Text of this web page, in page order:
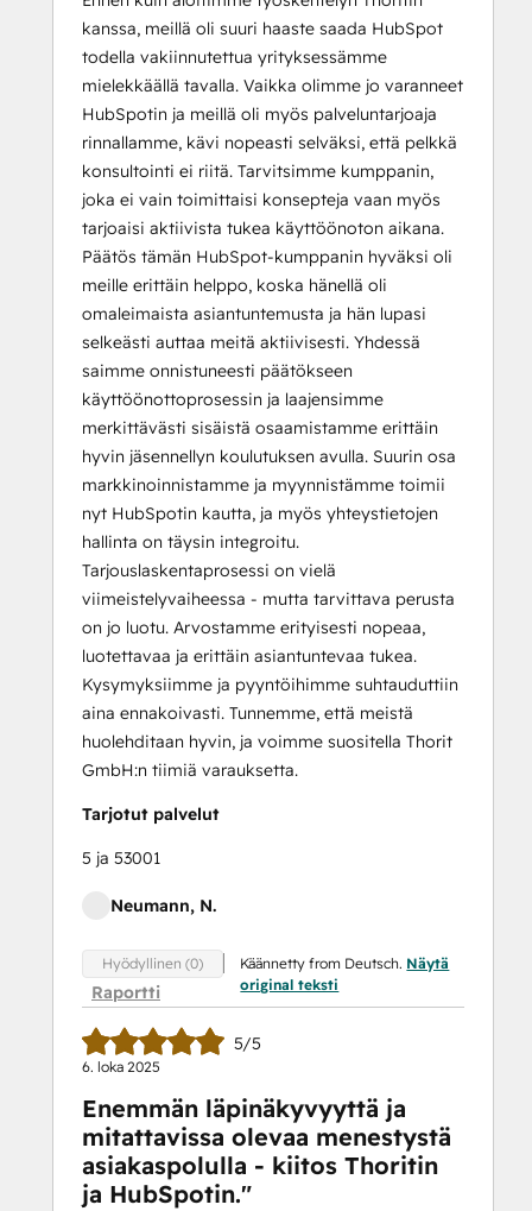
kanssa, meillä oli suuri haaste saada HubSpot
todella vakiinnutettua yrityksessämme
mielekkäällä tavalla. Vaikka olimme jo varanneet
HubSpotin ja meillä oli myös palveluntarjoaja
rinnallamme, kävi nopeasti selväksi, että pelkkä
konsultointi ei riitä. Tarvitsimme kumppanin,
joka ei vain toimittaisi konsepteja vaan myös
tarjoaisi aktiivista tukea käyttöönoton aikana.
Päätös tämän HubSpot-kumppanin hyväksi oli
meille erittäin helppo, koska hänellä oli
omaleimaista asiantuntemusta ja hän lupasi
selkeästi auttaa meitä aktiivisesti. Yhdessä
saimme onnistuneesti päätökseen
käyttöönottoprosessin ja laajensimme
merkittävästi sisäistä osaamistamme erittäin
hyvin jäsennellyn koulutuksen avulla. Suurin osa
markkinoinnistamme ja myynnistämme toimii
nyt HubSpotin kautta, ja myös yhteystietojen
hallinta on täysin integroitu.
Tarjouslaskentaprosessi on vielä
viimeistelyvaiheessa - mutta tarvittava perusta
on jo luotu. Arvostamme erityisesti nopeaa,
luotettavaa ja erittäin asiantuntevaa tukea.
Kysymyksiimme ja pyyntöihimme suhtauduttiin
aina ennakoivasti. Tunnemme, että meistä
huolehditaan hyvin, ja voimme suositella Thorit
GmbH:n tiimiä varauksetta.
Tarjotut palvelut
5 ja 53001
Neumann, N.
Hyödyllinen (0)
Raportti
Käännetty from Deutsch. Näytä
original teksti
5/5
6. loka 2025
Enemmän läpinäkyvyyttä ja
mitattavissa olevaa menestystä
asiakaspolulla - kiitos Thoritin
ja HubSpotin."